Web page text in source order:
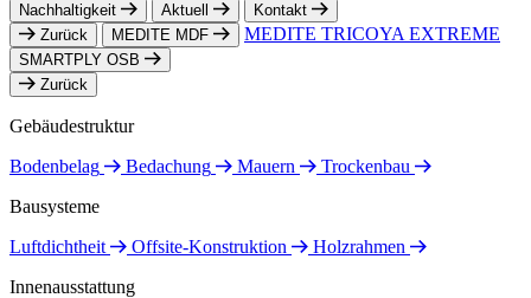
Nachhaltigkeit
Aktuell
Kontakt
Zurück
MEDITE MDF MEDITE TRICOYA EXTREME
SMARTPLY OSB
Zurück
Gebäudestruktur
Bodenbelag
Bedachung Mauern
Trockenbau
Bausysteme
Luftdichtheit
Offsite-Konstruktion
Holzrahmen
Innenausstattung